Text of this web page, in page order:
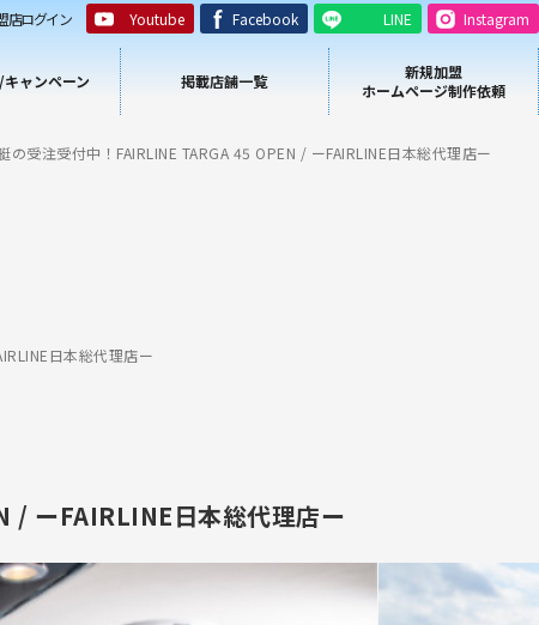
店ログイン Youtube Facebook LINE Instagram
ャンペーン 掲載店舗一覧
新規加盟
ホームページ制作依頼
受注受付中！FAIRLINE TARGA 45 OPEN / ーFAIRLINE日本総代理店ー
日本総代理店ー
/ ーFAIRLINE日本総代理店ー